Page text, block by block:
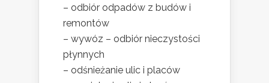
– odbiór odpadów z budów i
remontów
– wywóz – odbiór nieczystości
płynnych
– odśnieżanie ulic i placów